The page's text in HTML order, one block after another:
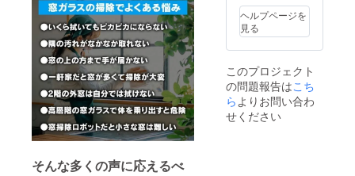
そんな多くの声に応えるべ
より出
荷時期
が遅れ
る場合
ます。
ヘルプページを
見る
このプロジェクト
の問題報告はこち
ら よりお問い合わ
せください